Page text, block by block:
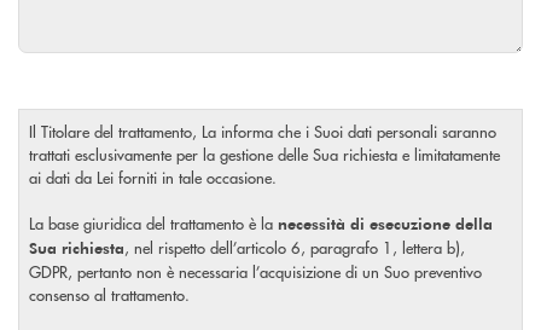
Il Titolare del trattamento, La informa che i Suoi dati personali saranno
trattati esclusivamente per la gestione delle Sua richiesta e limitatamente
ai dati da Lei forniti in tale occasione.
La base giuridica del trattamento è la necessità di esecuzione della
Sua richiesta, nel rispetto dell’articolo 6, paragrafo 1, lettera b),
GDPR, pertanto non è necessaria l’acquisizione di un Suo preventivo
consenso al trattamento.